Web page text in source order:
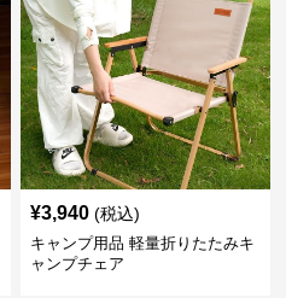
¥3,940 (税込)
キャンプ用品 軽量折りたたみキ
ャンプチェア